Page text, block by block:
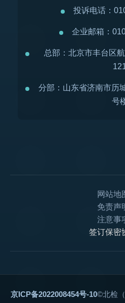
投诉电话：
企业邮箱：
总部：北京市丰台区
分部：山东省济南市历
号
网站地
免责声
注意事
签订保密
京ICP备2022008454号-10©北检